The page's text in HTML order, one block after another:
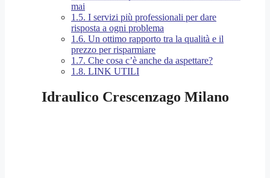
mai
1.5. I servizi più professionali per dare
risposta a ogni problema
1.6. Un ottimo rapporto tra la qualità e il
prezzo per risparmiare
1.7. Che cosa c’è anche da aspettare?
1.8. LINK UTILI
Idraulico Crescenzago Milano